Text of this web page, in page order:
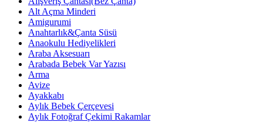
Alt Açma Minderi
Amigurumi
Anahtarlık&Çanta Süsü
Anaokulu Hediyelikleri
Araba Aksesuarı
Arabada Bebek Var Yazısı
Arma
Avize
Ayakkabı
Aylık Bebek Çerçevesi
Aylık Fotoğraf Çekimi Rakamlar